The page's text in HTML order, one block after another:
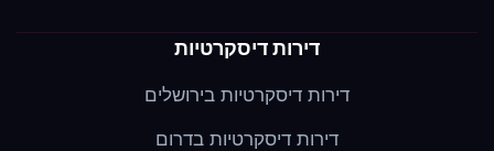
דירות דיסקרטיות
דירות דיסקרטיות בירושלים
דירות דיסקרטיות בדרום